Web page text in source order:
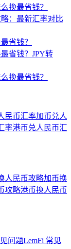
换最省钱？
：最新汇率对比
省钱？
省钱？JPY转
换最省钱？
民币汇率加币兑人
率港币兑人民币汇
人民币攻略加币换
攻略港币换人民币
问题LemFi 常见